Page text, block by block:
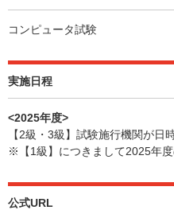
コンピュータ試験
実施日程
<2025年度>
【2級・3級】試験施行機関が日
※【1級】につきまして2025年
公式URL